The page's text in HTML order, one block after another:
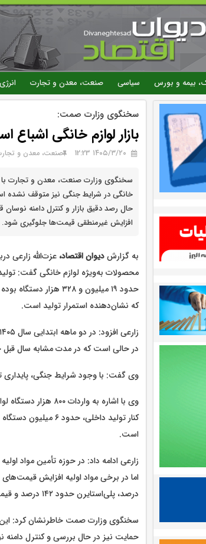
بیمه و بورس سیاسی صنعت، معدن و تجارت انرژی
سخنگوی وزارت صمت:
بازار لوازم خانگی
۱۴۰۵/۳/۲۰ 12:23 صنعت، معدن و
سخنگوی وزارت صنعت، معدن و تجارت با
خانگی در شرایط جنگی نیز متوقف نشده
حال رصد دقیق بازار و کنترل دامنه
افزایش غیرمنطقی قیمت‌ها جلوگیری شود.
به گزارشدیوان اقتصاد، عزت‌الله زارعی
که نشان‌دهنده استمرار تولید است.
در حالی است که در مدت مشابه سال قبل حدود یک میلیون و
وی گفت: با وجود شرایط جنگی، پایداری
وی با اشاره به
کنار تولید داخلی،
است.
زارعی ادامه داد: در حوزه تأمین مواد
درصد، پلی‌استایرن حدود ۱۴۲ درصد و قیمت جهانی مس نیز ۴۳ درصد افزایش یافته است.
سخنگوی وزارت صمت خاطرنشان کرد: این
حمایت نیز در حال بررسی و کنترل